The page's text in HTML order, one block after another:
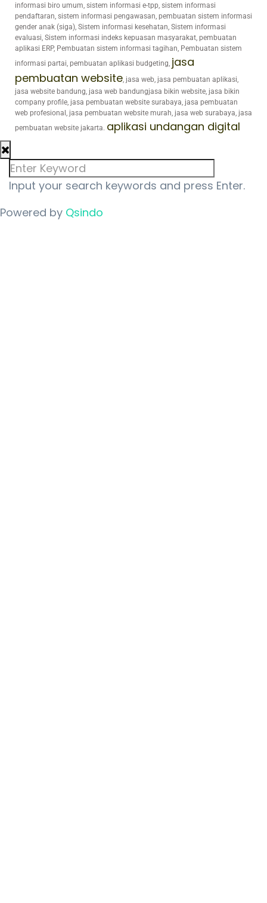
informasi biro umum, sistem informasi e-tpp, sistem informasi
pendaftaran, sistem informasi pengawasan, pembuatan sistem informasi
gender anak (siga), Sistem informasi kesehatan, Sistem informasi
evaluasi, Sistem informasi indeks kepuasan masyarakat, pembuatan
aplikasi ERP, Pembuatan sistem informasi tagihan, Pembuatan sistem
informasi partai, pembuatan aplikasi budgeting, jasa
pembuatan website, jasa web, jasa pembuatan aplikasi,
jasa website bandung, jasa web bandungjasa bikin website, jasa bikin
company profile, jasa pembuatan website surabaya, jasa pembuatan
web profesional, jasa pembuatan website murah, jasa web surabaya, jasa
pembuatan website jakarta. aplikasi undangan digital
Input your search keywords and press Enter.
Powered by Qsindo